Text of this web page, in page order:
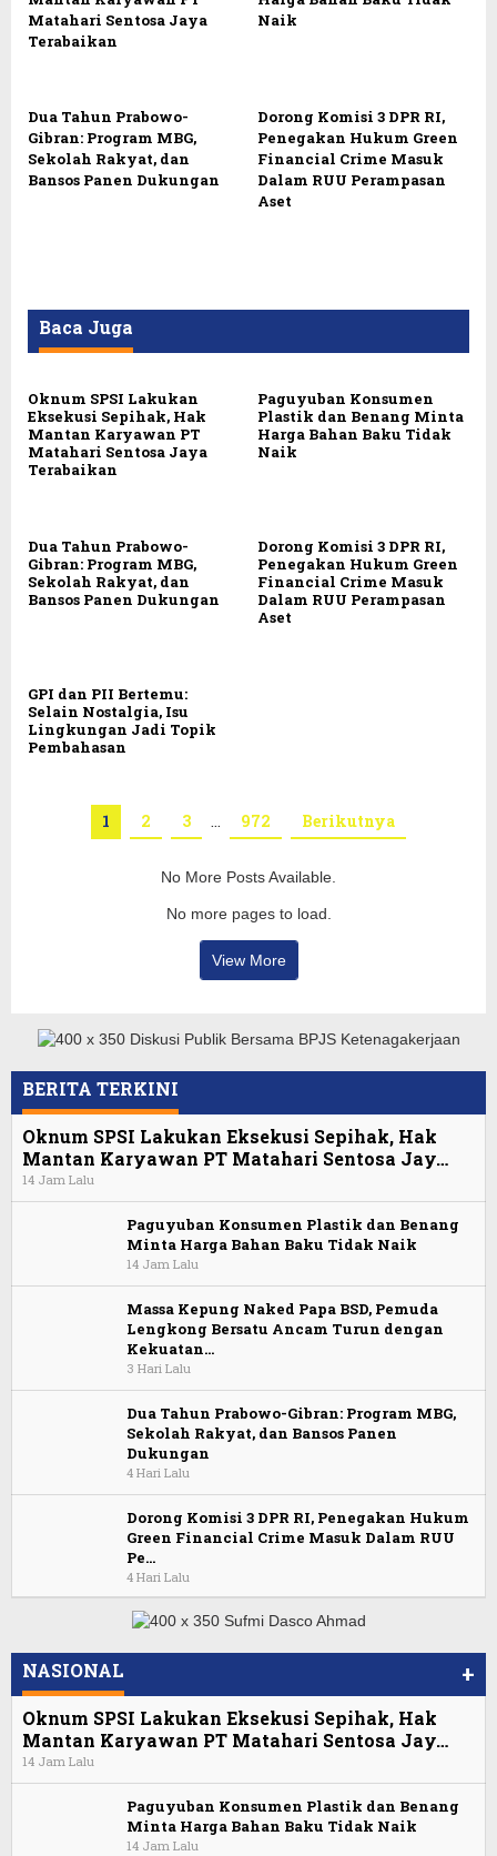
Matahari Sentosa Jaya
Terabaikan
Naik
Dua Tahun Prabowo-
Gibran: Program MBG,
Sekolah Rakyat, dan
Bansos Panen Dukungan
Dorong Komisi 3 DPR RI,
Penegakan Hukum Green
Financial Crime Masuk
Dalam RUU Perampasan
Aset
Baca Juga
Oknum SPSI Lakukan
Eksekusi Sepihak, Hak
Mantan Karyawan PT
Matahari Sentosa Jaya
Terabaikan
Paguyuban Konsumen
Plastik dan Benang Minta
Harga Bahan Baku Tidak
Naik
Dua Tahun Prabowo-
Gibran: Program MBG,
Sekolah Rakyat, dan
Bansos Panen Dukungan
Dorong Komisi 3 DPR RI,
Penegakan Hukum Green
Financial Crime Masuk
Dalam RUU Perampasan
Aset
GPI dan PII Bertemu:
Selain Nostalgia, Isu
Lingkungan Jadi Topik
Pembahasan
1 2 3 … 972 Berikutnya
No More Posts Available.
No more pages to load.
View More
BERITA TERKINI
Oknum SPSI Lakukan Eksekusi Sepihak, Hak
Mantan Karyawan PT Matahari Sentosa Jay…
14 Jam Lalu
Paguyuban Konsumen Plastik dan Benang
Minta Harga Bahan Baku Tidak Naik
14 Jam Lalu
Massa Kepung Naked Papa BSD, Pemuda
Lengkong Bersatu Ancam Turun dengan
Kekuatan…
3 Hari Lalu
Dua Tahun Prabowo-Gibran: Program MBG,
Sekolah Rakyat, dan Bansos Panen
Dukungan
4 Hari Lalu
Dorong Komisi 3 DPR RI, Penegakan Hukum
Green Financial Crime Masuk Dalam RUU
Pe…
4 Hari Lalu
NASIONAL +
Oknum SPSI Lakukan Eksekusi Sepihak, Hak
Mantan Karyawan PT Matahari Sentosa Jay…
14 Jam Lalu
Paguyuban Konsumen Plastik dan Benang
Minta Harga Bahan Baku Tidak Naik
14 Jam Lalu